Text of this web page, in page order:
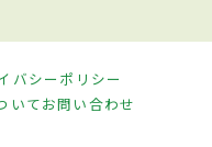
バシーポリシー
いてお問い合わせ